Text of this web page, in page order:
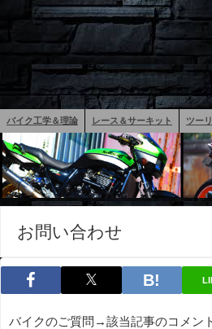
バイク工学＆理論 レース＆サーキット ツー
お問い合わせ
バイクのご質問→該当記事のコメン